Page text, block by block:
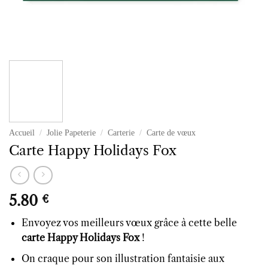
Accueil / Jolie Papeterie / Carterie / Carte de vœux
Carte Happy Holidays Fox
5.80 €
Envoyez vos meilleurs vœux grâce à cette belle
carte Happy Holidays Fox!
On craque pour son illustration fantaisie aux